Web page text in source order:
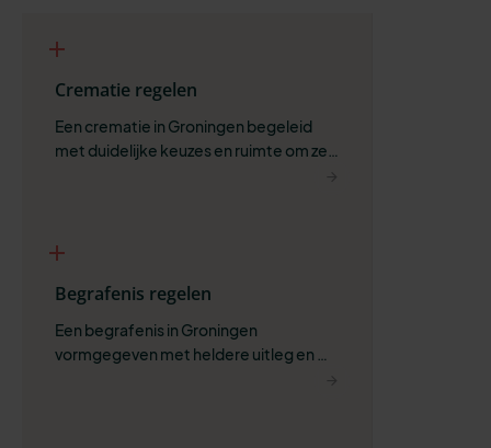
Crematie regelen
Een crematie in Groningen begeleid
met duidelijke keuzes en ruimte om zelf
Begrafenis regelen
Een begrafenis in Groningen
vormgegeven met heldere uitleg en